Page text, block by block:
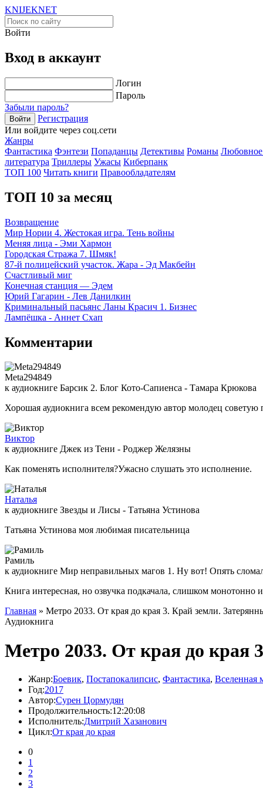
KNIJEKNET
Войти
Вход в аккаунт
Логин
Пароль
Забыли пароль?
Войти
Регистрация
Или войдите через соц.сети
Жанры
Фантастика Фэнтези Попаданцы Детективы Романы Любовное
литература Триллеры Ужасы Киберпанк
ТОП 100 Читать книги Правообладателям
ТОП 10 за месяц
Возвращение
Мир Нории 4. Жестокая игра. Тень войны
Меняя лица - Эми Хармон
Городская Стража 7. Шмяк!
87-й полицейский участок. Жара - Эд Макбейн
Счастливый миг
Конечная станция — Эдем
Юрий Гагарин - Лев Данилкин
Криминальный пасьянс Ланы Красич 1. Бизнес
Лампёшка - Аннет Схап
Комментарии
Meta294849
к аудиокниге Барсик 2. Блог Кото-Сапиенса - Тамара Крюкова
Хорошая аудиокнига всем рекомендую автор молодец советую
Виктор
к аудиокниге Джек из Тени - Роджер Желязны
Как поменять исполнителя?Ужасно слушать это исполнение.
Наталья
к аудиокниге Звезды и Лисы - Татьяна Устинова
Татьяна Устинова моя любимая писательница
Рамиль
к аудиокниге Мир неправильных магов 1. Ну вот! Опять
Книга интересная, но озвучка подкачала, слишком
Главная » Метро 2033. От края до края 3. Край земли.
Аудиокнига
Метро 2033. От края до края
Жанр:Боевик, Постапокалипсис, Фантастика, Вселенная
Год:2017
Автор:Сурен Цормудян
Продолжительность:12:20:08
Исполнитель:Дмитрий Хазанович
Цикл:От края до края
0
1
2
3